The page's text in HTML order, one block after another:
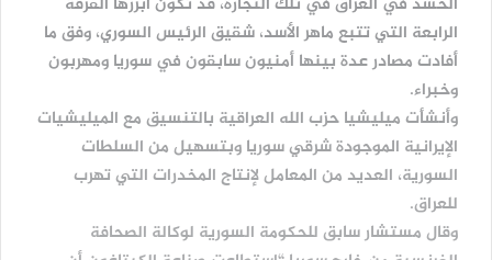
الرابعة التي تتبع ماهر الأسد، شقيق الرئيس السوري، وفق ما
أفادت مصادر عدة بينها أمنيون سابقون في سوريا ومهربون
وخبراء.
وأنشأت ميليشيا حزب الله العراقية بالتنسيق مع الميليشيات
الإيرانية الموجودة شرقي سوريا وبتسهيل من السلطات
السورية، العديد من المعامل لإنتاج المخدرات التي تهرب
للعراق.
وقال مستشار سابق للحكومة السورية لوكالة الصحافة